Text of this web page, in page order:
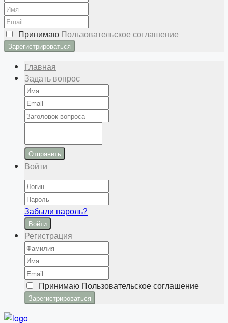
Принимаю Пользовательское соглашение
Главная
Задать вопрос
Отправить
Войти
Забыли пароль?
Войти
Регистрация
Принимаю Пользовательское соглашение